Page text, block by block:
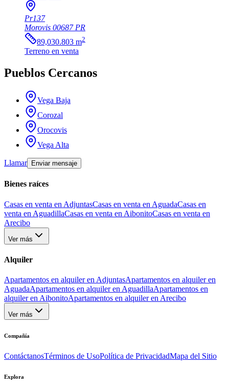
Pr137
Morovis 00687PR
89,030.803 m2
Terreno en venta
Pueblos Cercanos
Vega Baja
Corozal
Orocovis
Vega Alta
Llamar Enviar mensaje
Bienes raíces
Casas en venta en AdjuntasCasas en venta en AguadaCasas en
venta en AguadillaCasas en venta en AibonitoCasas en venta en
Arecibo
Ver más
Alquiler
Apartamentos en alquiler en AdjuntasApartamentos en alquiler en
AguadaApartamentos en alquiler en AguadillaApartamentos en
alquiler en AibonitoApartamentos en alquiler en Arecibo
Ver más
Compañía
ContáctanosTérminos de UsoPolítica de PrivacidadMapa del Sitio
Explora